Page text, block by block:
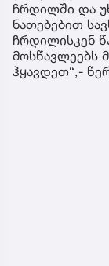
ჩრდილში და
ნათებებით
ჩრდილისკენ
მოსწავლეებს
ჰყავდეთ“,-